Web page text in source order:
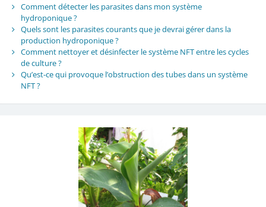
Comment détecter les parasites dans mon système
hydroponique ?
Quels sont les parasites courants que je devrai gérer dans la
production hydroponique ?
Comment nettoyer et désinfecter le système NFT entre les cycles
de culture ?
Qu’est-ce qui provoque l’obstruction des tubes dans un système
NFT ?